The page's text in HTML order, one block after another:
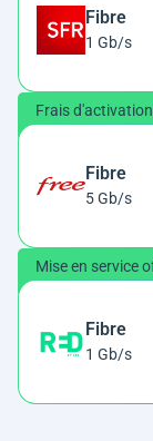
Fibre
1 Gb/s
Frais
Fibre
5 Gb/s
Mise en service
Fibre
1 Gb/s